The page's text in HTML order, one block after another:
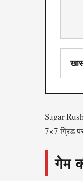
Sugar
7×7 ग्रिड
गेम